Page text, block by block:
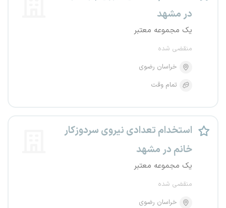
در مشهد
یک مجموعه معتبر
منقضی شده
خراسان رضوی
تمام وقت
استخدام تعدادی نیروی سردوزکار
خانم در مشهد
یک مجموعه معتبر
منقضی شده
خراسان رضوی